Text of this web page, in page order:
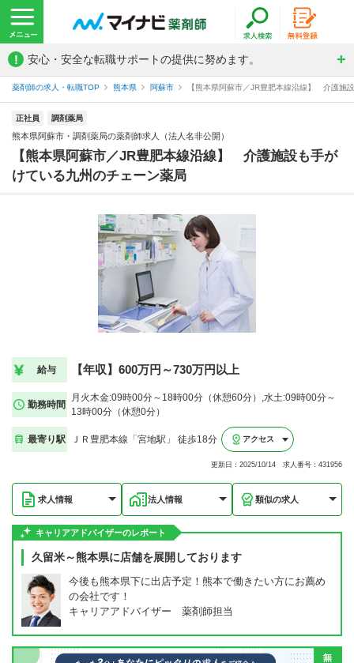
! 安心・安全な転職サポートの提供に努めます。
薬剤師の求人・転職TOP 熊本県 阿蘇市 【熊本県阿蘇市／JR豊肥本線沿線】 介護施
正社員 調剤薬局
熊本県阿蘇市・調剤薬局の薬剤師求人（法人名非公開）
【熊本県阿蘇市／JR豊肥本線沿線】 介護施設も手が
けている九州のチェーン薬局
給与 【年収】600万円～730万円以上
勤務時間
月火木金:09時00分～18時00分（休憩60分）,水土:09時00分～
13時00分（休憩0分）
最寄り駅 ＪＲ豊肥本線「宮地駅」 徒歩18分 アクセス
更新日：2025/10/14 求人番号：431956
求人情報 法人情報 類似の求人
キャリアアドバイザーのレポート
久留米～熊本県に店舗を展開しております
今後も熊本県下に出店予定！熊本で働きたい方にお薦め
の会社です！
キャリアアドバイザー 薬剤師担当